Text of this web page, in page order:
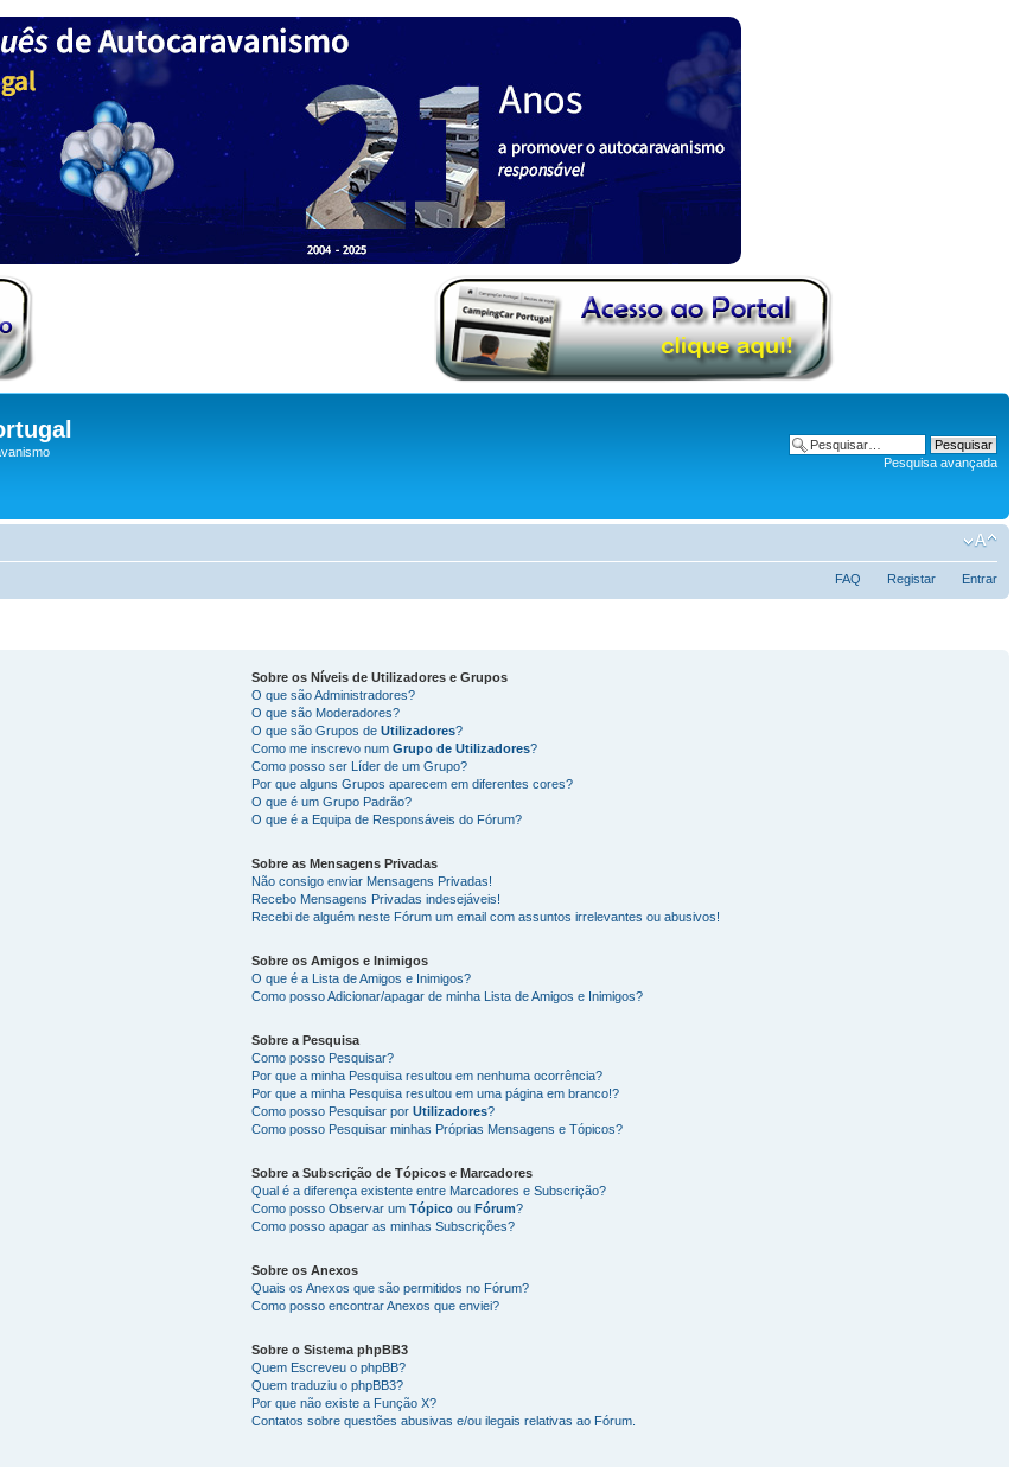
Pesquisa avançada
FAQ Registar Entrar
Sobre os Níveis de Utilizadorese Grupos
O que são Administradores?
O que são Moderadores?
O que são Grupos de Utilizadores?
Como me inscrevo num Grupo de Utilizadores?
Como posso ser Líder de um Grupo?
Por que alguns Grupos aparecem em diferentes cores?
O que é um Grupo Padrão?
O que é a Equipa de Responsáveis do Fórum?
Sobre as Mensagens Privadas
Não consigo enviar Mensagens Privadas!
Recebo Mensagens Privadas indesejáveis!
Recebi de alguém neste Fórum um email com assuntos irrelevantes ou abusivos!
Sobre os Amigose Inimigos
O que é a Lista de Amigos e Inimigos?
Como posso Adicionar/apagar de minha Lista de Amigos e Inimigos?
Sobre a Pesquisa
Como posso Pesquisar?
Por que a minha Pesquisa resultou em nenhuma ocorrência?
Por que a minha Pesquisa resultou em uma página em branco!?
Como posso Pesquisar por Utilizadores?
Como posso Pesquisar minhas Próprias Mensagens e Tópicos?
Sobre a Subscrição de Tópicose Marcadores
Qual é a diferença existente entre Marcadores e Subscrição?
Como posso Observar um Tópicoou Fórum?
Como posso apagar as minhas Subscrições?
Sobre os Anexos
Quais os Anexos que são permitidos no Fórum?
Como posso encontrar Anexos que enviei?
Sobre o Sistema phpBB3
Quem Escreveu o phpBB?
Quem traduziu o phpBB3?
Por que não existe a Função X?
Contatos sobre questões abusivas e/ou ilegais relativas ao Fórum.